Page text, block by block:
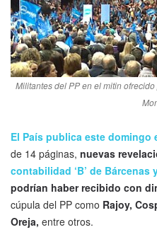
Militantes del PP en el mitin
El País publica este domingo
de 14 páginas, nuevas
contabilidad ‘B’ de
podrían haber recibido con
cúpula del PP como Rajoy,
Oreja, entre otros.